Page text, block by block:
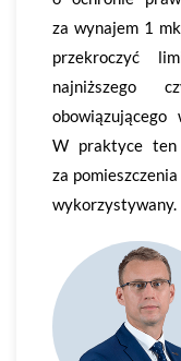
za wynajem 1
przekroczyć
najniższego
obowiązującego
W praktyce ten
za
wykorzystywany.